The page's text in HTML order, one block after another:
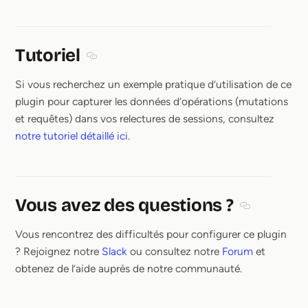
Tutoriel
Si vous recherchez un exemple pratique d’utilisation de ce
plugin pour capturer les données d’opérations (mutations
et requêtes) dans vos relectures de sessions, consultez
notre tutoriel détaillé ici.
Vous avez des questions ?
Vous rencontrez des difficultés pour configurer ce plugin
? Rejoignez notre Slack ou consultez notre Forum et
obtenez de l’aide auprès de notre communauté.